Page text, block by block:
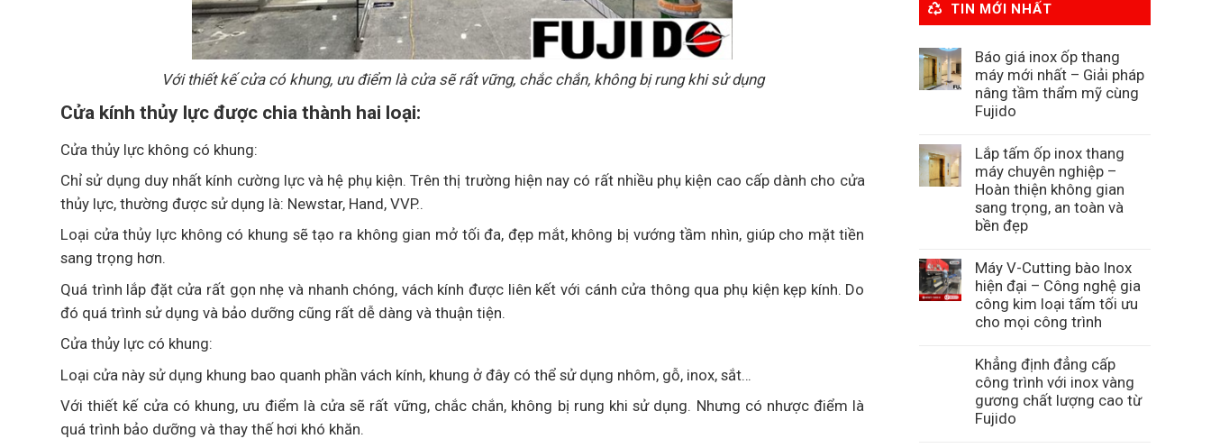
Với thiết kế cửa có khung, ưu điểm là cửa sẽ rất vững, chắc chắn, không bị rung khi sử dụng
Cửa kính thủy lực được chia thành hai loại:
Cửa thủy lực không có khung:
Chỉ sử dụng duy nhất kính cường lực và hệ phụ kiện. Trên thị trường hiện nay có rất nhiều phụ kiện cao cấp dành cho cửa
thủy lực, thường được sử dụng là: Newstar, Hand, VVP..
Loại cửa thủy lực không có khung sẽ tạo ra không gian mở tối đa, đẹp mắt, không bị vướng tầm nhìn, giúp cho mặt tiền
sang trọng hơn.
Quá trình lắp đặt cửa rất gọn nhẹ và nhanh chóng, vách kính được liên kết với cánh cửa thông qua phụ kiện kẹp kính. Do
đó quá trình sử dụng và bảo dưỡng cũng rất dễ dàng và thuận tiện.
Cửa thủy lực có khung:
Loại cửa này sử dụng khung bao quanh phần vách kính, khung ở đây có thể sử dụng nhôm, gỗ, inox, sắt…
Với thiết kế cửa có khung, ưu điểm là cửa sẽ rất vững, chắc chắn, không bị rung khi sử dụng. Nhưng có nhược điểm là
quá trình bảo dưỡng và thay thế hơi khó khăn.
TIN MỚI NHẤT
Báo giá inox ốp thang
máy mới nhất – Giải pháp
nâng tầm thẩm mỹ cùng
Fujido
Lắp tấm ốp inox thang
máy chuyên nghiệp –
Hoàn thiện không gian
sang trọng, an toàn và
bền đẹp
Máy V-Cutting bào Inox
hiện đại – Công nghệ gia
công kim loại tấm tối ưu
cho mọi công trình
Khẳng định đẳng cấp
công trình với inox vàng
gương chất lượng cao từ
Fujido